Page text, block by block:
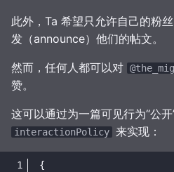
此外，Ta 希望只允许自己的粉
发（announce）他们的帖文。
然而，任何人都可以对
赞。
这可以通过为一篇可见行为“公
interactionPolicy 来实现：
{